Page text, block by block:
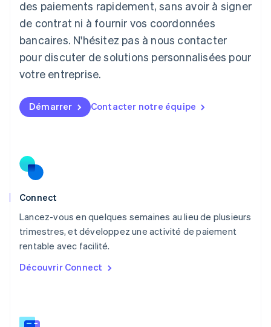
des paiements rapidement, sans avoir à signer
de contrat ni à fournir vos coordonnées
bancaires. N'hésitez pas à nous contacter
pour discuter de solutions personnalisées pour
votre entreprise.
Démarrer Contacter notre équipe
Connect
Lancez-vous en quelques semaines au lieu de plusieurs
trimestres, et développez une activité de paiement
rentable avec facilité.
Découvrir Connect
Liechtenstein
DeutschEnglish
Lituanie
Luxembourg
FrançaisDeutschEnglish
English简体中文
Malte
English
Nouvelle-Zélande
English
NederlandsEnglish
Pologne
English
PortuguêsEnglish
English